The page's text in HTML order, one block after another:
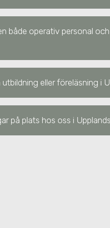
både operativ personal
eller föreläsning i
på plats hos oss i